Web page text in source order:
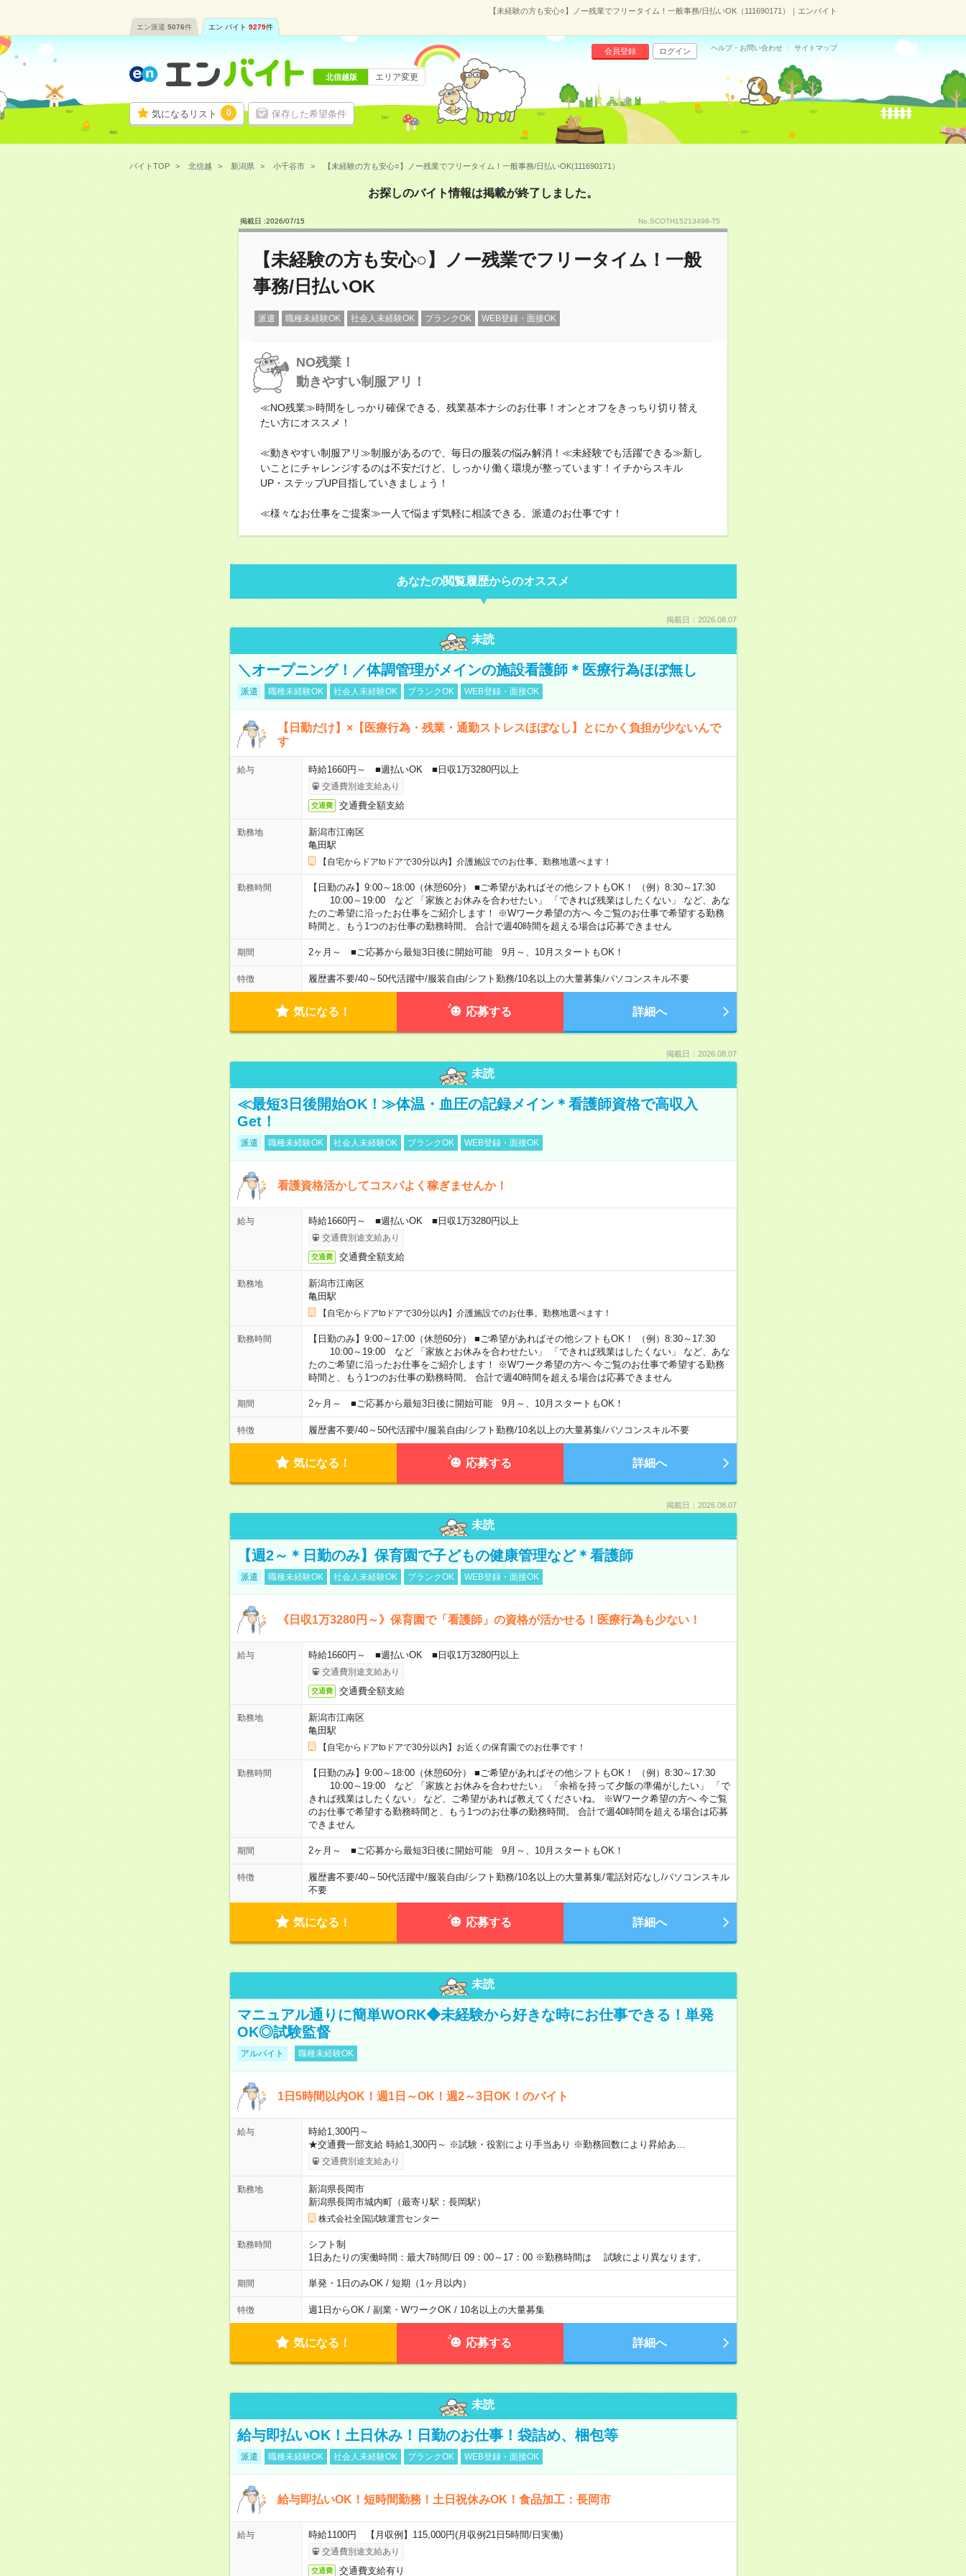
【未経験の方も安心○】ノー残業でフリータイム！一般事務/日払いOK（111690171）｜エンバイト
エン派遣 5076件 エン バイト 9279件
気になるリスト 0 保存した希望条件
会員登録 ログイン ヘルプ・お問い合わせ サイトマップ
北信越版 エリア変更
バイトTOP 北信越 新潟県 小千谷市 【未経験の方も安心○】ノー残業でフリータイム！一般事務/日払いOK(111690171）
お探しのバイト情報は掲載が終了しました。
掲載日 :2026/07/15 No.SCOTH15213498-T5
【未経験の方も安心○】ノー残業でフリータイム！一般
事務/日払いOK
派遣 職種未経験OK 社会人未経験OK ブランクOK WEB登録・面接OK
NO残業！
動きやすい制服アリ！
≪NO残業≫時間をしっかり確保できる、残業基本ナシのお仕事！オンとオフをきっちり切り替え
たい方にオススメ！
≪動きやすい制服アリ≫制服があるので、毎日の服装の悩み解消！≪未経験でも活躍できる≫新し
いことにチャレンジするのは不安だけど、しっかり働く環境が整っています！イチからスキル
UP・ステップUP目指していきましょう！
≪様々なお仕事をご提案≫一人で悩まず気軽に相談できる、派遣のお仕事です！
あなたの閲覧履歴からのオススメ
掲載日：2026.08.07
未読
＼オープニング！／体調管理がメインの施設看護師＊医療行為ほぼ無し
派遣 職種未経験OK 社会人未経験OK ブランクOK WEB登録・面接OK
【日勤だけ】×【医療行為・残業・通勤ストレスほぼなし】とにかく負担が少ないんで
す
給与 時給1660円～ ■週払いOK ■日収1万3280円以上
交通費別途支給あり
交通費 交通費全額支給
勤務地
新潟市江南区
亀田駅
【自宅からドアtoドアで30分以内】介護施設でのお仕事。勤務地選べます！
勤務時間
【日勤のみ】9:00～18:00（休憩60分） ■ご希望があればその他シフトもOK！ （例）8:30～17:30
10:00～19:00 など 「家族とお休みを合わせたい」 「できれば残業はしたくない」 など、あな
たのご希望に沿ったお仕事をご紹介します！ ※Wワーク希望の方へ 今ご覧のお仕事で希望する勤務
時間と、もう1つのお仕事の勤務時間。 合計で週40時間を超える場合は応募できません
期間 2ヶ月～ ■ご応募から最短3日後に開始可能 9月～、10月スタートもOK！
特徴 履歴書不要/40～50代活躍中/服装自由/シフト勤務/10名以上の大量募集/パソコンスキル不要
気になる！ 応募する 詳細へ
掲載日：2026.08.07
未読
≪最短3日後開始OK！≫体温・血圧の記録メイン＊看護師資格で高収入
Get！
派遣 職種未経験OK 社会人未経験OK ブランクOK WEB登録・面接OK
看護資格活かしてコスパよく稼ぎませんか！
給与 時給1660円～ ■週払いOK ■日収1万3280円以上
交通費別途支給あり
交通費 交通費全額支給
勤務地
新潟市江南区
亀田駅
【自宅からドアtoドアで30分以内】介護施設でのお仕事。勤務地選べます！
勤務時間
【日勤のみ】9:00～17:00（休憩60分） ■ご希望があればその他シフトもOK！ （例）8:30～17:30
10:00～19:00 など 「家族とお休みを合わせたい」 「できれば残業はしたくない」 など、あな
たのご希望に沿ったお仕事をご紹介します！ ※Wワーク希望の方へ 今ご覧のお仕事で希望する勤務
時間と、もう1つのお仕事の勤務時間。 合計で週40時間を超える場合は応募できません
期間 2ヶ月～ ■ご応募から最短3日後に開始可能 9月～、10月スタートもOK！
特徴 履歴書不要/40～50代活躍中/服装自由/シフト勤務/10名以上の大量募集/パソコンスキル不要
気になる！ 応募する 詳細へ
掲載日：2026.08.07
未読
【週2～＊日勤のみ】保育園で子どもの健康管理など＊看護師
派遣 職種未経験OK 社会人未経験OK ブランクOK WEB登録・面接OK
《日収1万3280円～》保育園で「看護師」の資格が活かせる！医療行為も少ない！
給与 時給1660円～ ■週払いOK ■日収1万3280円以上
交通費別途支給あり
交通費 交通費全額支給
勤務地
新潟市江南区
亀田駅
【自宅からドアtoドアで30分以内】お近くの保育園でのお仕事です！
勤務時間
【日勤のみ】9:00～18:00（休憩60分） ■ご希望があればその他シフトもOK！ （例）8:30～17:30
10:00～19:00 など 「家族とお休みを合わせたい」 「余裕を持って夕飯の準備がしたい」 「で
きれば残業はしたくない」 など、ご希望があれば教えてくださいね。 ※Wワーク希望の方へ 今ご覧
のお仕事で希望する勤務時間と、もう1つのお仕事の勤務時間。 合計で週40時間を超える場合は応募
できません
期間 2ヶ月～ ■ご応募から最短3日後に開始可能 9月～、10月スタートもOK！
特徴 履歴書不要/40～50代活躍中/服装自由/シフト勤務/10名以上の大量募集/電話対応なし/パソコンスキル
不要
気になる！ 応募する 詳細へ
未読
マニュアル通りに簡単WORK◆未経験から好きな時にお仕事できる！単発
OK◎試験監督
アルバイト 職種未経験OK
1日5時間以内OK！週1日～OK！週2～3日OK！のバイト
給与
時給1,300円～
★交通費一部支給 時給1,300円～ ※試験・役割により手当あり ※勤務回数により昇給あ…
交通費別途支給あり
勤務地
新潟県長岡市
新潟県長岡市城内町（最寄り駅：長岡駅）
株式会社全国試験運営センター
勤務時間
シフト制
1日あたりの実働時間：最大7時間/日 09：00～17：00 ※勤務時間は 試験により異なります。
期間 単発・1日のみOK / 短期（1ヶ月以内）
特徴 週1日からOK / 副業・WワークOK / 10名以上の大量募集
気になる！ 応募する 詳細へ
未読
給与即払いOK！土日休み！日勤のお仕事！袋詰め、梱包等
派遣 職種未経験OK 社会人未経験OK ブランクOK WEB登録・面接OK
給与即払いOK！短時間勤務！土日祝休みOK！食品加工：長岡市
給与 時給1100円 【月収例】115,000円(月収例21日5時間/日実働)
交通費別途支給あり
交通費 交通費支給有り